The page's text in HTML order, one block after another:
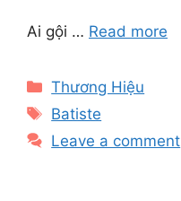
Ai gội … Read more
Categories
Thương Hiệu
Tags
Batiste
Leave a comment